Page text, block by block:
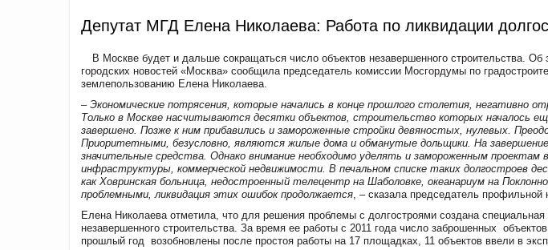
Депутат МГД Елена Николаева: Работа по ликвидации
В Москве будет и дальше сокращаться число объектов незавершенного строительства.
городских новостей «Москва» сообщила председатель комиссии Мосгордумы по
землепользованию Елена Николаева.
– Экономические потрясения, которые начались в конце прошлого столетия, негативно
Только в Москве насчитываются десятки объектов, строительство которых началось
завершено. Позже к ним прибавились и замороженные стройки девяностых, нулевых.
Приоритетными, безусловно, являются жилые дома и обманутые дольщики. На
значительные средства. Однако внимание необходимо уделять и замороженным проектам
инфраструктуры, коммерческой недвижимости. В печальном списке таких долгостроев
как Ховринская больница, недостроенный телецентр на Шаболовке, океанариум на
проблемными, ликвидация этих ошибок продолжается , – сказала председатель профильной
Елена Николаева отметила, что для решения проблемы с долгостроями создана специальная
незавершенного строительства. За время ее работы с 2011 года число заброшенных
прошлый год возобновлены после простоя работы на 17 площадках, 11 объектов ввели в